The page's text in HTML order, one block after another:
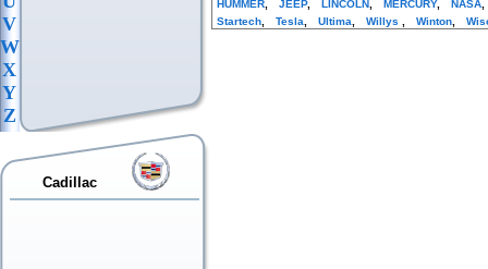
V
W
X
Y
Z
Cadillac
HUMMER
JEEP, LINCOLN MERCURY, NASA
Startech
Tesla Ultima Willys Winton